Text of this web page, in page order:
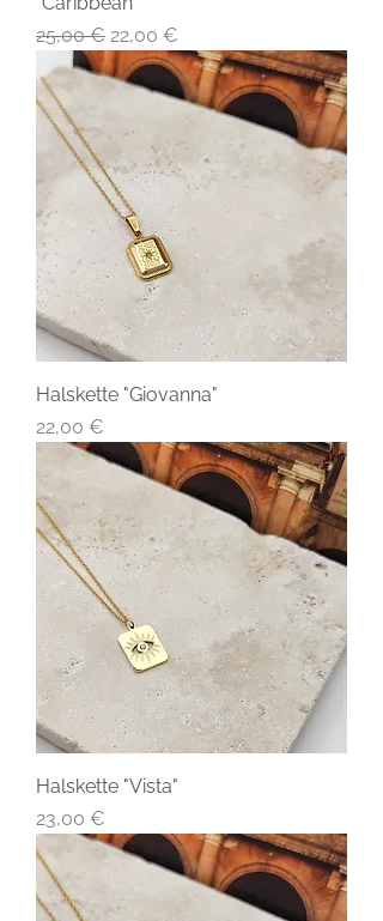
Standardpreis
25,00 € Sale-Preis
22,00 €
Halskette "Giovanna"
Preis
22,00 €
Halskette "Vista"
Preis
23,00 €